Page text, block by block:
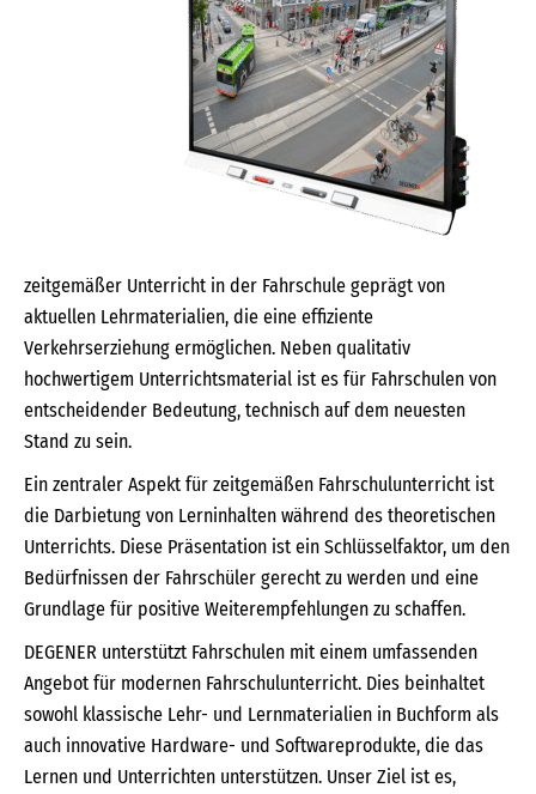
zeitgemäßer Unterricht in der Fahrschule geprägt von
aktuellen Lehrmaterialien, die eine effiziente
Verkehrserziehung ermöglichen. Neben qualitativ
hochwertigem Unterrichtsmaterial ist es für Fahrschulen von
entscheidender Bedeutung, technisch auf dem neuesten
Stand zu sein.
Ein zentraler Aspekt für zeitgemäßen Fahrschulunterricht ist
die Darbietung von Lerninhalten während des theoretischen
Unterrichts. Diese Präsentation ist ein Schlüsselfaktor, um den
Bedürfnissen der Fahrschüler gerecht zu werden und eine
Grundlage für positive Weiterempfehlungen zu schaffen.
DEGENER unterstützt Fahrschulen mit einem umfassenden
Angebot für modernen Fahrschulunterricht. Dies beinhaltet
sowohl klassische Lehr- und Lernmaterialien in Buchform als
auch innovative Hardware- und Softwareprodukte, die das
Lernen und Unterrichten unterstützen. Unser Ziel ist es,